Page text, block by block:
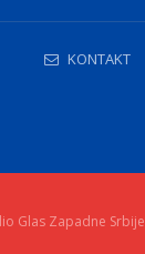
KONTAKT
Glas Zapadne Srbije